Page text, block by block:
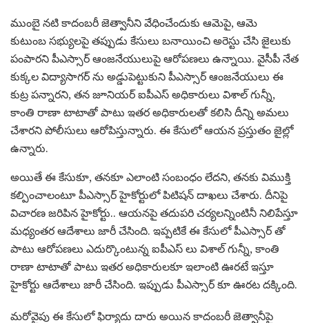
ముంబై నటి కాదంబరీ జెత్వానీని వేధించేందుకు ఆమెపై, ఆమె
కుటుంబ సభ్యులపై తప్పుడు కేసులు బనాయించి అరెస్టు చేసి జైలుకు
పంపారని పీఎస్సార్ ఆంజనేయులుపై ఆరోపణలు ఉన్నాయి. వైసీపీ నేత
కుక్కల విద్యాసాగర్ ను అడ్డుపెట్టుకుని పీఎస్సార్ ఆంజనేయులు ఈ
కుట్ర పన్నారని, తన జూనియర్ ఐపీఎస్ అధికారులు విశాల్ గున్నీ,
కాంతి రాణా టాటాతో పాటు ఇతర అధికారులతో కలిసి దీన్ని అమలు
చేశారని పోలీసులు ఆరోపిస్తున్నారు. ఈ కేసులో ఆయన ప్రస్తుతం జైల్లో
ఉన్నారు.
అయితే ఈ కేసుకూ, తనకూ ఎలాంటి సంబంధం లేదని, తనకు విముక్తి
కల్పించాలంటూ పీఎస్సార్ హైకోర్టులో పిటిషన్ దాఖలు చేశారు. దీనిపై
విచారణ జరిపిన హైకోర్టు.. ఆయనపై తదుపరి చర్యలన్నింటినీ నిలిపేస్తూ
మధ్యంతర ఆదేశాలు జారీ చేసింది. ఇప్పటికే ఈ కేసులో పీఎస్సార్ తో
పాటు ఆరోపణలు ఎదుర్కొంటున్న ఐపీఎస్ లు విశాల్ గున్నీ, కాంతి
రాణా టాటాతో పాటు ఇతర అధికారులకూ ఇలాంటి ఊరటే ఇస్తూ
హైకోర్టు ఆదేశాలు జారీ చేసింది. ఇప్పుడు పీఎస్సార్ కూ ఊరట దక్కింది.
మరోవైపు ఈ కేసులో ఫిర్యాదు దారు అయిన కాదంబరీ జెత్వానీపై